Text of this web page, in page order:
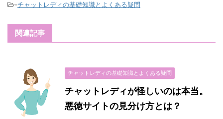
-チャットレディの基礎知識とよくある疑問
関連記事
チャットレディの基礎知識とよくある疑問
チャットレディが怪しいのは本当。
悪徳サイトの見分け方とは？